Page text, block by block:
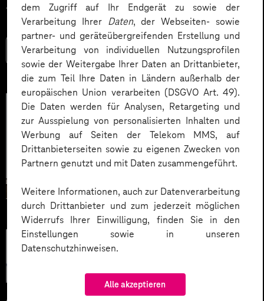
dem Zugriff auf Ihr Endgerät zu sowie der
Verarbeitung Ihrer Daten, der Webseiten- sowie
partner- und geräteübergreifenden Erstellung und
Verarbeitung von individuellen Nutzungsprofilen
sowie der Weitergabe Ihrer Daten an Drittanbieter,
die zum Teil Ihre Daten in Ländern außerhalb der
europäischen Union verarbeiten (DSGVO Art. 49).
Die Daten werden für Analysen, Retargeting und
zur Ausspielung von personalisierten Inhalten und
Werbung auf Seiten der Telekom MMS, auf
Drittanbieterseiten sowie zu eigenen Zwecken von
Partnern genutzt und mit Daten zusammengeführt.
Weitere Informationen, auch zur Datenverarbeitung
durch Drittanbieter und zum jederzeit möglichen
Widerrufs Ihrer Einwilligung, finden Sie in den
Einstellungen sowie in unseren
Datenschutzhinweisen.
Alle akzeptieren
für HR‑Entscheider*innen.
Mehr lesen
Künstliche
Intelligenz